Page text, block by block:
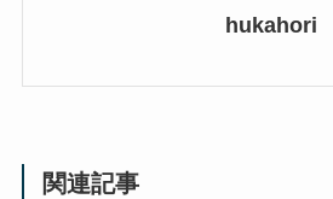
hukahori
関連記事